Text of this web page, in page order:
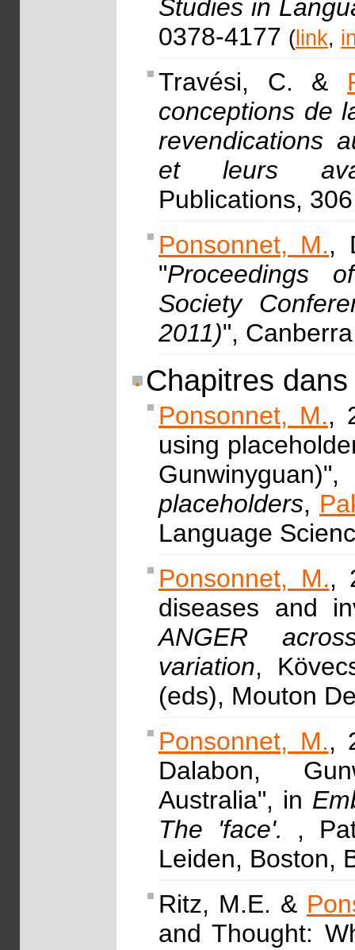
Studies in
0378-4177 ( link,
Travési, C. &
conceptions de
revendications
et leurs
Publications,
Ponsonnet, M.,
"Proceedings
Society
2011)",
Chapitres
Ponsonnet, M.,
using
placeholders,
Language
Ponsonnet, M.,
diseases and
ANGER
variation,
(eds), Mouton
Ponsonnet, M.,
Dalabon,
Australia", in
The 'face'. ,
Leiden, Boston,
Ritz, M.E. &
and Thought: